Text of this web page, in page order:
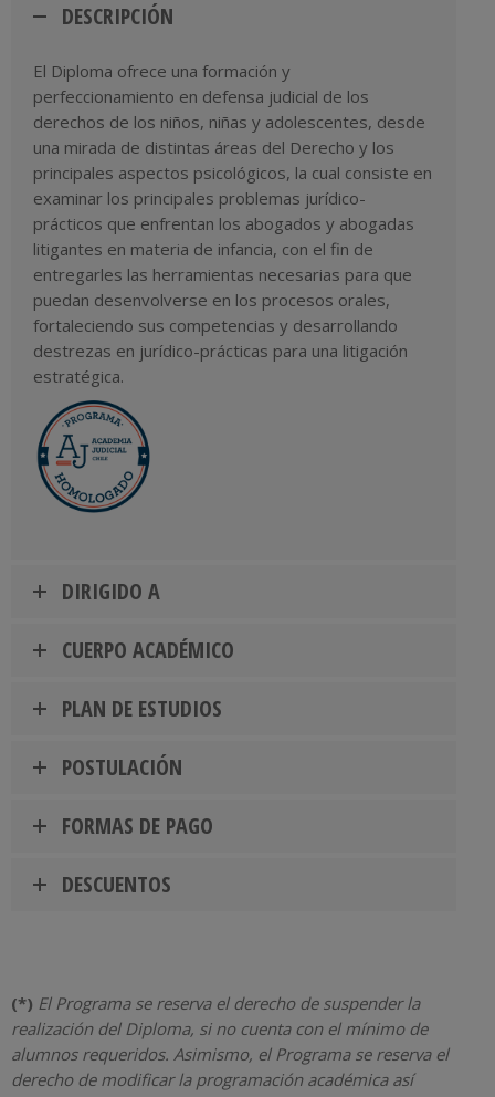
DESCRIPCIÓN
El Diploma ofrece una formación y
perfeccionamiento en defensa judicial de los
derechos de los niños, niñas y adolescentes, desde
una mirada de distintas áreas del Derecho y los
principales aspectos psicológicos, la cual consiste en
examinar los principales problemas jurídico-
prácticos que enfrentan los abogados y abogadas
litigantes en materia de infancia, con el fin de
entregarles las herramientas necesarias para que
puedan desenvolverse en los procesos orales,
fortaleciendo sus competencias y desarrollando
destrezas en jurídico-prácticas para una litigación
estratégica.
DIRIGIDO A
CUERPO ACADÉMICO
PLAN DE ESTUDIOS
POSTULACIÓN
FORMAS DE PAGO
DESCUENTOS
(*) El Programa se reserva el derecho de suspender la
realización del Diploma, si no cuenta con el mínimo de
alumnos requeridos. Asimismo, el Programa se reserva el
derecho de modificar la programación académica así